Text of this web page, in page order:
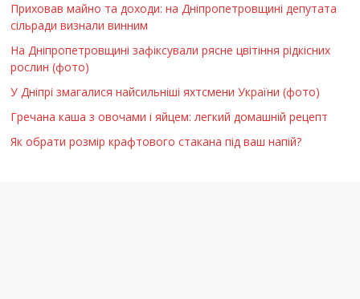
Приховав майно та доходи: на Дніпропетровщині депутата
сільради визнали винним
На Дніпропетровщині зафіксували рясне цвітіння рідкісних
рослин (фото)
У Дніпрі змагалися найсильніші яхтсмени України (фото)
Гречана каша з овочами і яйцем: легкий домашній рецепт
Як обрати розмір крафтового стакана під ваш напій?